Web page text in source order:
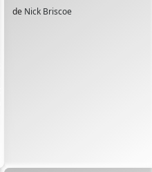
de Nick Briscoe